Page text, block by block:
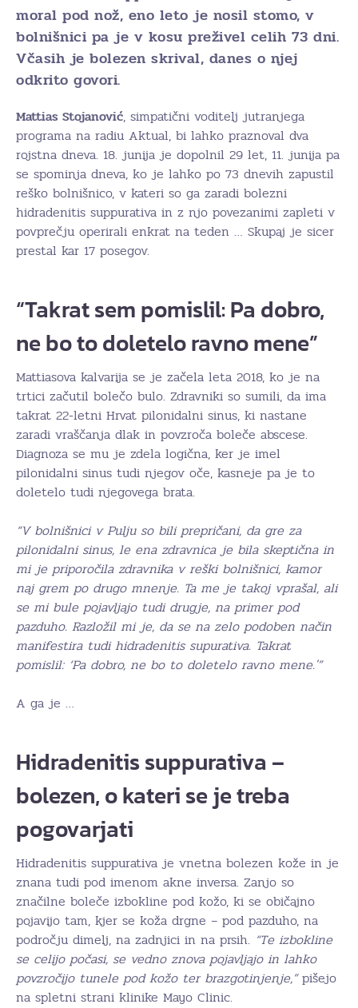
moral pod nož, eno leto je nosil stomo, v
bolnišnici pa je v kosu preživel celih 73 dni.
Včasih je bolezen skrival, danes o njej
odkrito govori.
Mattias Stojanović, simpatični voditelj jutranjega
programa na radiu Aktual, bi lahko praznoval dva
rojstna dneva. 18. junija je dopolnil 29 let, 11. junija pa
se spominja dneva, ko je lahko po 73 dnevih zapustil
reško bolnišnico, v kateri so ga zaradi bolezni
hidradenitis suppurativa in z njo povezanimi zapleti v
povprečju operirali enkrat na teden … Skupaj je sicer
prestal kar 17 posegov.
“Takrat sem pomislil: Pa dobro,
ne bo to doletelo ravno mene”
Mattiasova kalvarija se je začela leta 2018, ko je na
trtici začutil bolečo bulo. Zdravniki so sumili, da ima
takrat 22-letni Hrvat pilonidalni sinus, ki nastane
zaradi vraščanja dlak in povzroča boleče abscese.
Diagnoza se mu je zdela logična, ker je imel
pilonidalni sinus tudi njegov oče, kasneje pa je to
doletelo tudi njegovega brata.
“V bolnišnici v Pulju so bili prepričani, da gre za
pilonidalni sinus, le ena zdravnica je bila skeptična in
mi je priporočila zdravnika v reški bolnišnici, kamor
naj grem po drugo mnenje. Ta me je takoj vprašal, ali
se mi bule pojavljajo tudi drugje, na primer pod
pazduho. Razložil mi je, da se na zelo podoben način
manifestira tudi hidradenitis supurativa. Takrat
pomislil: ‘Pa dobro, ne bo to doletelo ravno mene.'”
A ga je …
Hidradenitis suppurativa –
bolezen, o kateri se je treba
pogovarjati
Hidradenitis suppurativa je vnetna bolezen kože in je
znana tudi pod imenom akne inversa. Zanjo so
značilne boleče izbokline pod kožo, ki se običajno
pojavijo tam, kjer se koža drgne – pod pazduho, na
področju dimelj, na zadnjici in na prsih. “Te izbokline
se celijo počasi, se vedno znova pojavljajo in lahko
povzročijo tunele pod kožo ter brazgotinjenje,”pišejo
na spletni strani klinike Mayo Clinic.